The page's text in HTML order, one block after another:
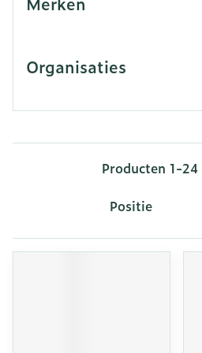
Organisaties
Producten 1-24
Sorteer op: